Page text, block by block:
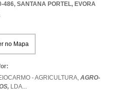
486, SANTANA PORTEL, EVORA
no Mapa
- AGRICULTURA, AGRO-
LDA...